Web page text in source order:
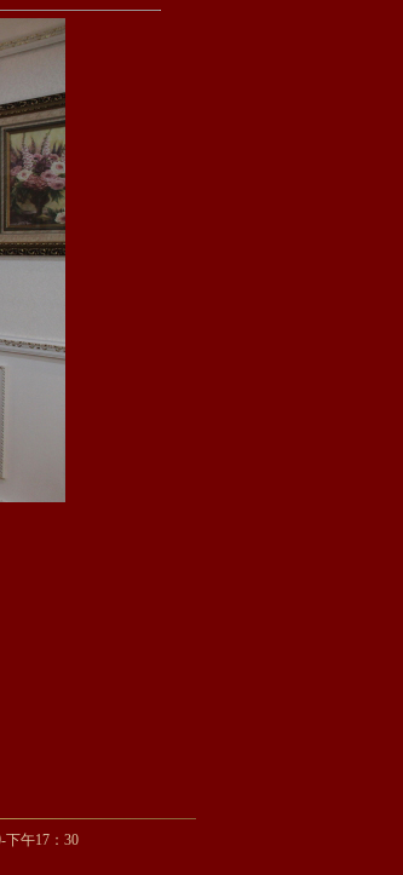
下午17：30